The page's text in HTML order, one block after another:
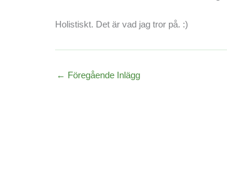
Holistiskt. Det är vad jag tror på. :)
← Föregående Inlägg